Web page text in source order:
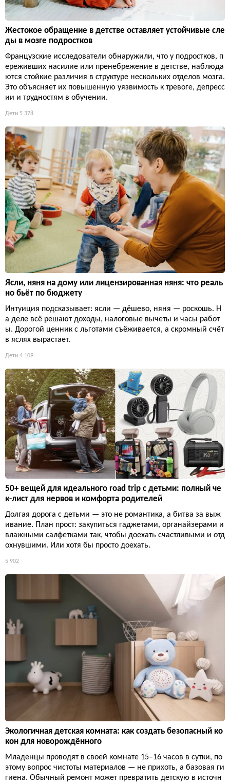
Жестокое обращение в детстве оставляет устойчивые сле
ды в мозге подростков
Французские исследователи обнаружили, что у подростков, п
ереживших насилие или пренебрежение в детстве, наблюда
ются стойкие различия в структуре нескольких отделов мозга.
Это объясняет их повышенную уязвимость к тревоге, депресс
ии и трудностям в обучении.
Дети 5 378
Ясли, няня на дому или лицензированная няня: что реаль
но бьёт по бюджету
Интуиция подсказывает: ясли — дёшево, няня — роскошь. Н
а деле всё решают доходы, налоговые вычеты и часы работ
ы. Дорогой ценник с льготами съёживается, а скромный счёт
в яслях вырастает.
Дети 4 109
50+ вещей для идеального road trip с детьми: полный че
к-лист для нервов и комфорта родителей
Долгая дорога с детьми — это не романтика, а битва за выж
ивание. План прост: закупиться гаджетами, органайзерами и
влажными салфетками так, чтобы доехать счастливыми и отд
охнувшими. Или хотя бы просто доехать.
5 902
Экологичная детская комната: как создать безопасный ко
кон для новорождённого
Младенцы проводят в своей комнате 15–16 часов в сутки, по
этому вопрос чистоты материалов — не прихоть, а базовая ги
гиена. Обычный ремонт может превратить детскую в источн